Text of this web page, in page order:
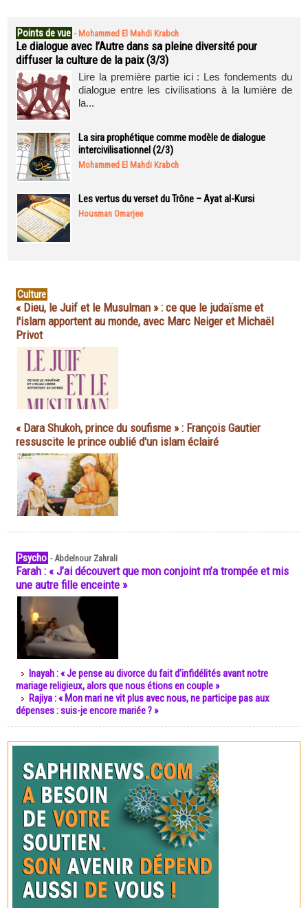
Points de vue - Mohammed El Mahdi Krabch
Le dialogue avec l’Autre dans sa pleine diversité pour
diffuser la culture de la paix (3/3)
Lire la première partie ici : Les fondements du
dialogue entre les civilisations à la lumière de
la...
La sira prophétique comme modèle de dialogue
intercivilisationnel (2/3)
Mohammed El Mahdi Krabch
Les vertus du verset du Trône – Ayat al-Kursi
Housman Omarjee
Culture
« Dieu, le Juif et le Musulman » : ce que le judaïsme et
l'islam apportent au monde, avec Marc Neiger et Michaël
Privot
« Dara Shukoh, prince du soufisme » : François Gautier
ressuscite le prince oublié d'un islam éclairé
Psycho -Abdelnour Zahrali
Farah : « J’ai découvert que mon conjoint m’a trompée et mis
une autre fille enceinte »
Inayah : « Je pense au divorce du fait d’infidélités avant notre
mariage religieux, alors que nous étions en couple »
Rajiya : « Mon mari ne vit plus avec nous, ne participe pas aux
dépenses : suis-je encore mariée ? »